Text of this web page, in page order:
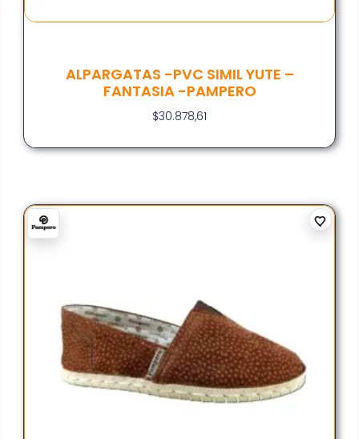
ALPARGATAS -PVC SIMIL YUTE –
FANTASIA -PAMPERO
$30.878,61